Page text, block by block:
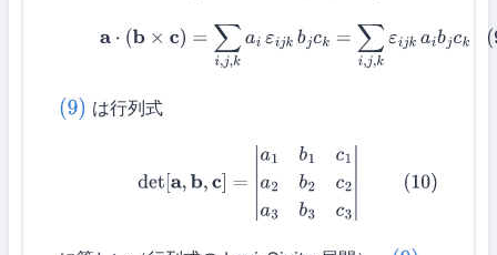
(9)a ⋅(b ×c) =∑ ,ka iεijkbjck= ∑i,j kε kaibj ck
(9) は行列式
c1a b2c a3b